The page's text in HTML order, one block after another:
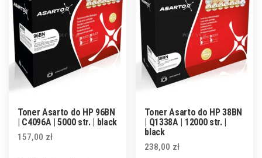
Toner Asarto do HP 96BN
| C4096A | 5000 str. | black
157,00 zł
Toner Asarto do HP 38BN
| Q1338A | 12000 str. |
black
238,00 zł